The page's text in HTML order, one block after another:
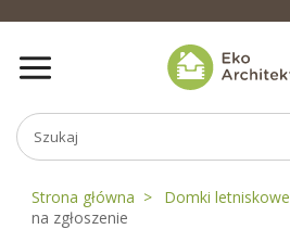
Strona główna Domki letniskowe
na zgłoszenie